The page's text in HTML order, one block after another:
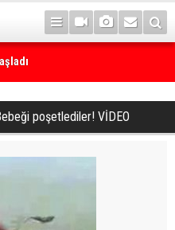
poşetlediler! VİDEO